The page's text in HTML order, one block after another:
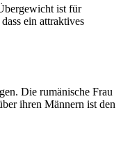
ist für
ein attraktives
Die rumänische Frau
ihren Männern ist den